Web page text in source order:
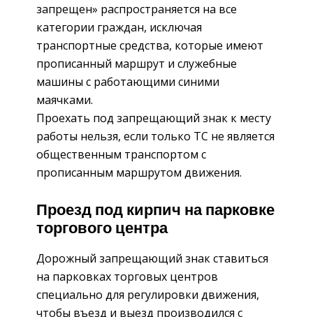
запрещен» распространяется на все
категории граждан, исключая
транспортные средства, которые имеют
прописанный маршрут и служебные
машины с работающими синими
маячками.
Проехать под запрещающий знак к месту
работы нельзя, если только ТС не является
общественным транспортом с
прописанным маршрутом движения.
Проезд под кирпич на парковке
торгового центра
Дорожный запрещающий знак ставиться
на парковках торговых центров
специально для регулировки движения,
чтобы въезд и выезд производился с